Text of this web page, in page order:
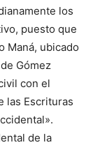
los
puesto que
Maná, ubicado
Gómez
con el
las Escrituras
de la